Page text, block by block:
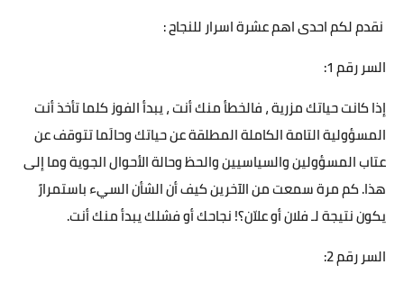
نقدم لكم احدى اهم عشرة اسرار للنجاح :
السر رقم 1:
إذا كانت حياتك مزرية ، فالخطأ منك أنت ، يبدأ الفوز كلما تأخذ أنت
المسؤولية التامة الكاملة المطلقة عن حياتك وحالَما تتوقف عن
عتاب المسؤولين والسياسيين والحظ وحالة الأحوال الجوية وما إلى
هذا. كم مرة سمعت من الآخرين كيف أن الشأن السيء باستمرارً
يكون نتيجة لـ فلان أو علاّن؟! نجاحك أو فشلك يبدأ منك أنت.
السر رقم 2: